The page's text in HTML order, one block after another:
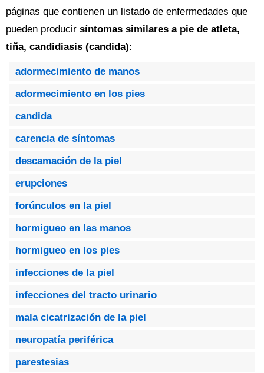
páginas que contienen un listado de enfermedades que
pueden producir síntomas similares a pie de atleta,
tiña, candidiasis (candida):
adormecimiento de manos
adormecimiento en los pies
candida
carencia de síntomas
descamación de la piel
erupciones
forúnculos en la piel
hormigueo en las manos
hormigueo en los pies
infecciones de la piel
infecciones del tracto urinario
mala cicatrización de la piel
neuropatía periférica
parestesias